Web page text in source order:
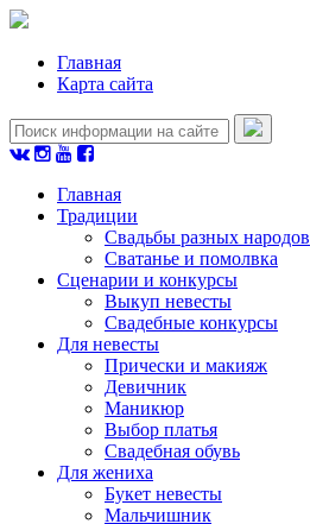
Главная
Карта сайта
Главная
Традиции
Свадьбы разных народов
Сватанье и помолвка
Сценарии и конкурсы
Выкуп невесты
Свадебные конкурсы
Для невесты
Прически и макияж
Девичник
Маникюр
Выбор платья
Свадебная обувь
Для жениха
Букет невесты
Мальчишник